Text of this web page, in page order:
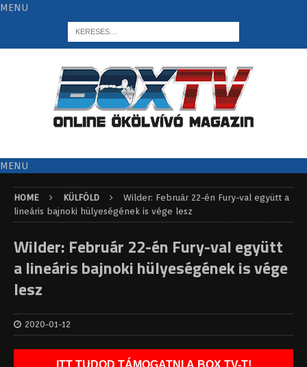
MENU
MENU
HOME KÜLFÖLD
Wilder: Február 22-én Fury-val együtt a
lineáris bajnoki hülyeségének is vége lesz
Wilder: Február 22-én Fury-val együtt
a lineáris bajnoki hülyeségének is vége
lesz
2020-01-12
ITT TUDOD TÁMOGATNI A BOX TV-T!